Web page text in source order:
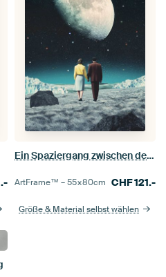
Ein Spaziergang zwischen den Sternen
ArtFrame™ –55×80cm CHF121.-
Größe & Material selbst wählen